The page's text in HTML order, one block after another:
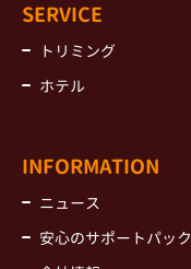
SERVICE
トリミング
ホテル
INFORMATION
ニュース
安心のサポートパック